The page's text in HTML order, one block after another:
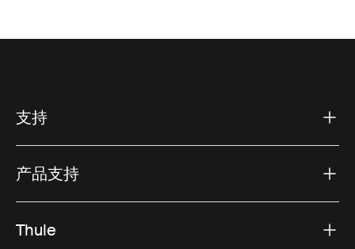
它提供了背包的便利性和公文包的抛光外观。
风格与功能的结合
Thule 笔记本电脑公文包在设计时兼顾美观和实用性。其
时尚、专业的外观使其适合任何工作环境，无论是公司办
公室还是联合办公空间。这些公文包的贴心设计确保您可
支持
产品支持
Thule